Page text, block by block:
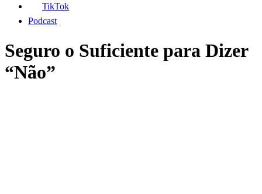
TikTok
Podcast
Seguro o Suficiente para Dizer
“Não”